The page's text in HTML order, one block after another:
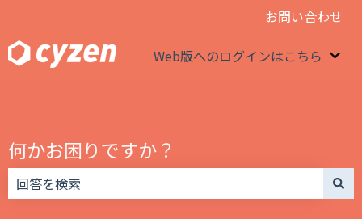
お問い合わせ
Web版へのログインはこちら
何かお困りですか？